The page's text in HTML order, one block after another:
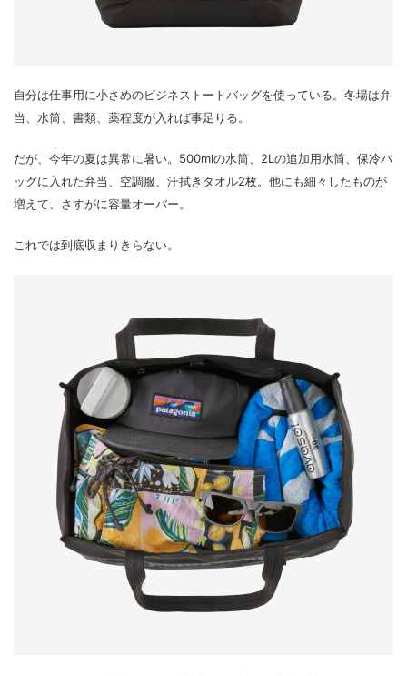
自分は仕事用に小さめのビジネストートバッグを使っている。冬場は弁
当、水筒、書類、薬程度が入れば事足りる。
だが、今年の夏は異常に暑い。500mlの水筒、2Lの追加用水筒、保冷バ
ッグに入れた弁当、空調服、汗拭きタオル2枚。他にも細々したものが
増えて、さすがに容量オーバー。
これでは到底収まりきらない。